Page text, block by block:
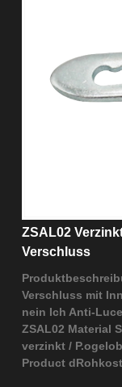
ZSAL02
Verschluss
Verschluss mit
nein Ich Anti-
ZSAL02 Material
verzinkt /
Product